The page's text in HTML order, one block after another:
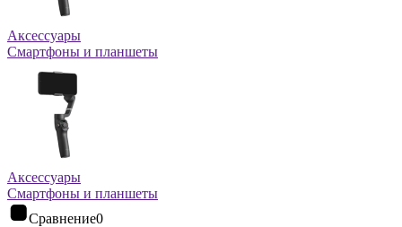
Аксессуары
Смартфоны и планшеты
Аксессуары
Смартфоны и планшеты
Сравнение0